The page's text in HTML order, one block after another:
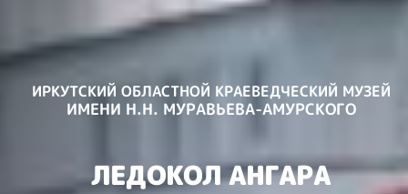
ИРКУТСКИЙ ОБЛАСТНОЙ КРАЕВЕДЧЕСКИЙ МУЗЕЙ
ИМЕНИ Н.Н. МУРАВЬЕВА-АМУРСКОГО
ЛЕДОКОЛ АНГАРА